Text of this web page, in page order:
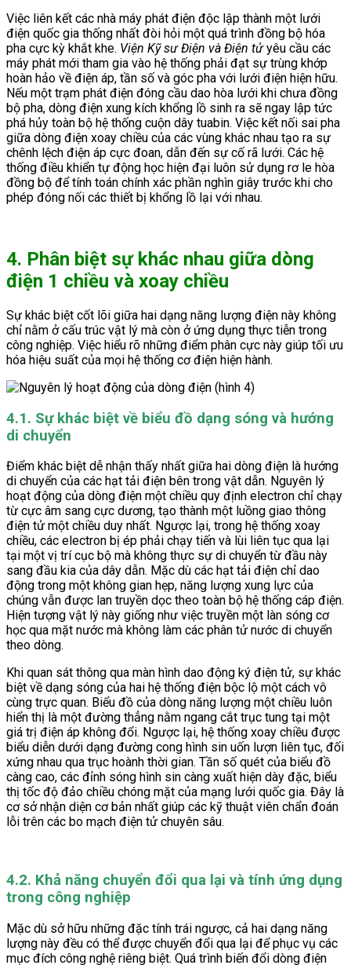
Việc liên kết các nhà máy phát điện độc lập thành một lưới
điện quốc gia thống nhất đòi hỏi một quá trình đồng bộ hóa
pha cực kỳ khắt khe. Viện Kỹ sư Điện và Điện tửyêu cầu các
máy phát mới tham gia vào hệ thống phải đạt sự trùng khớp
hoàn hảo về điện áp, tần số và góc pha với lưới điện hiện hữu.
Nếu một trạm phát điện đóng cầu dao hòa lưới khi chưa đồng
bộ pha, dòng điện xung kích khổng lồ sinh ra sẽ ngay lập tức
phá hủy toàn bộ hệ thống cuộn dây tuabin. Việc kết nối sai pha
giữa dòng điện xoay chiều của các vùng khác nhau tạo ra sự
chênh lệch điện áp cực đoan, dẫn đến sự cố rã lưới. Các hệ
thống điều khiển tự động học hiện đại luôn sử dụng rơ le hòa
đồng bộ để tính toán chính xác phần nghìn giây trước khi cho
phép đóng nối các thiết bị khổng lồ lại với nhau.
4. Phân biệt sự khác nhau giữa dòng
điện 1 chiều và xoay chiều
Sự khác biệt cốt lõi giữa hai dạng năng lượng điện này không
chỉ nằm ở cấu trúc vật lý mà còn ở ứng dụng thực tiễn trong
công nghiệp. Việc hiểu rõ những điểm phân cực này giúp tối ưu
hóa hiệu suất của mọi hệ thống cơ điện hiện hành.
4.1. Sự khác biệt về biểu đồ dạng sóng và hướng
di chuyển
Điểm khác biệt dễ nhận thấy nhất giữa hai dòng điện là hướng
di chuyển của các hạt tải điện bên trong vật dẫn. Nguyên lý
hoạt động của dòng điện một chiều quy định electron chỉ chạy
từ cực âm sang cực dương, tạo thành một luồng giao thông
điện tử một chiều duy nhất. Ngược lại, trong hệ thống xoay
chiều, các electron bị ép phải chạy tiến và lùi liên tục qua lại
tại một vị trí cục bộ mà không thực sự di chuyển từ đầu này
sang đầu kia của dây dẫn. Mặc dù các hạt tải điện chỉ dao
động trong một không gian hẹp, năng lượng xung lực của
chúng vẫn được lan truyền dọc theo toàn bộ hệ thống cáp điện.
Hiện tượng vật lý này giống như việc truyền một làn sóng cơ
học qua mặt nước mà không làm các phân tử nước di chuyển
theo dòng.
Khi quan sát thông qua màn hình dao động ký điện tử, sự khác
biệt về dạng sóng của hai hệ thống điện bộc lộ một cách vô
cùng trực quan. Biểu đồ của dòng năng lượng một chiều luôn
hiển thị là một đường thẳng nằm ngang cắt trục tung tại một
giá trị điện áp không đổi. Ngược lại, hệ thống xoay chiều được
biểu diễn dưới dạng đường cong hình sin uốn lượn liên tục, đối
xứng nhau qua trục hoành thời gian. Tần số quét của biểu đồ
càng cao, các đỉnh sóng hình sin càng xuất hiện dày đặc, biểu
thị tốc độ đảo chiều chóng mặt của mạng lưới quốc gia. Đây là
cơ sở nhận diện cơ bản nhất giúp các kỹ thuật viên chẩn đoán
lỗi trên các bo mạch điện tử chuyên sâu.
4.2. Khả năng chuyển đổi qua lại và tính ứng dụng
trong công nghiệp
Mặc dù sở hữu những đặc tính trái ngược, cả hai dạng năng
lượng này đều có thể được chuyển đổi qua lại để phục vụ các
mục đích công nghệ riêng biệt. Quá trình biến đổi dòng điện